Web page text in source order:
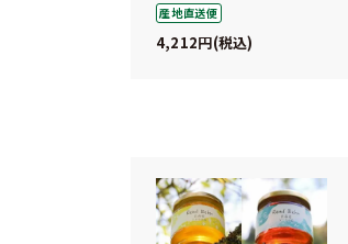
産地直送便
4,212 税込